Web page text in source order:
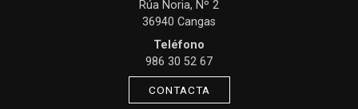
Rúa Noria, Nº 2
36940 Cangas
Teléfono
986 30 52 67
CONTACTA